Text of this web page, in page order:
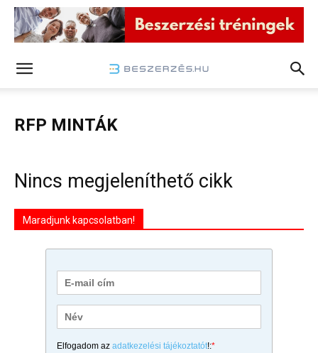
RFP MINTÁK
Nincs megjeleníthető cikk
Maradjunk kapcsolatban!
Elfogadom az adatkezelési tájékoztatót!:*